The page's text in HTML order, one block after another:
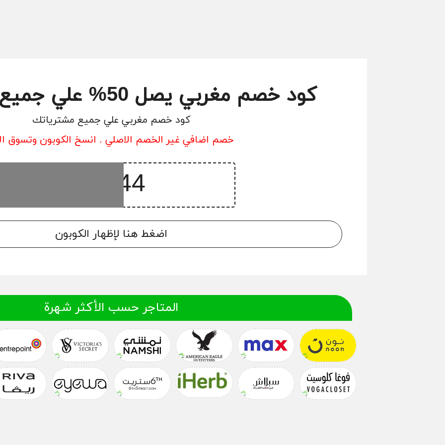
كود خصم مغربي يصل 50% علي جميع مشترياتك
كود خصم مغربي علي جميع مشترياتك
خصم اضافي غير الخصم الاصلي . انسخ الكوبون وتسوق
اضغط هنا لإظهار الكوبون
المتاجر حسب الأكثر شهرة